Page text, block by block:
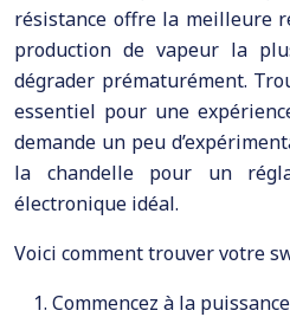
résistance offre la meilleure
production de vapeur la
dégrader prématurément.
essentiel pour une
demande un peu
la chandelle pour un
électronique idéal.
Voici comment trouver votre
Commencez à la